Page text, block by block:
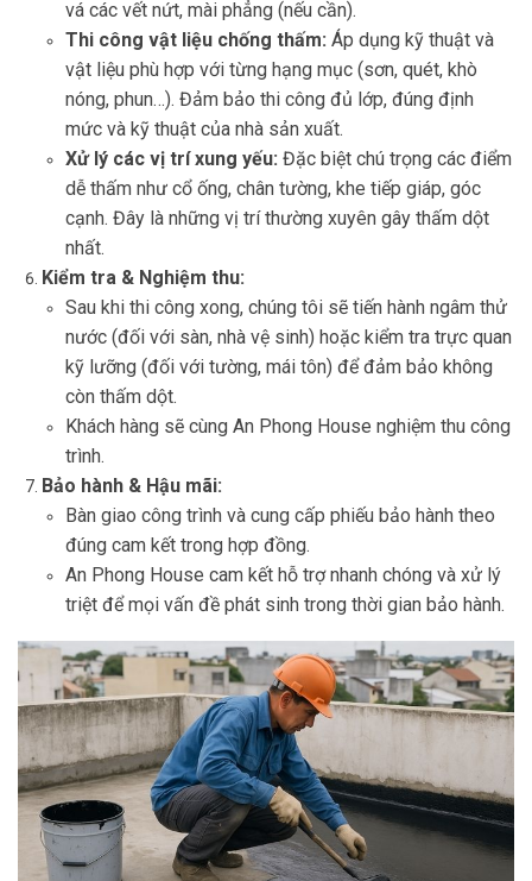
vá các vết nứt, mài phẳng (nếu cần).
Thi công vật liệu chống thấm: Áp dụng kỹ thuật và
vật liệu phù hợp với từng hạng mục (sơn, quét, khò
nóng, phun…). Đảm bảo thi công đủ lớp, đúng định
mức và kỹ thuật của nhà sản xuất.
Xử lý các vị trí xung yếu: Đặc biệt chú trọng các điểm
dễ thấm như cổ ống, chân tường, khe tiếp giáp, góc
cạnh. Đây là những vị trí thường xuyên gây thấm dột
nhất.
Kiểm tra & Nghiệm thu:
Sau khi thi công xong, chúng tôi sẽ tiến hành ngâm thử
nước (đối với sàn, nhà vệ sinh) hoặc kiểm tra trực quan
kỹ lưỡng (đối với tường, mái tôn) để đảm bảo không
còn thấm dột.
Khách hàng sẽ cùng An Phong House nghiệm thu công
trình.
Bảo hành & Hậu mãi:
Bàn giao công trình và cung cấp phiếu bảo hành theo
đúng cam kết trong hợp đồng.
An Phong House cam kết hỗ trợ nhanh chóng và xử lý
triệt để mọi vấn đề phát sinh trong thời gian bảo hành.